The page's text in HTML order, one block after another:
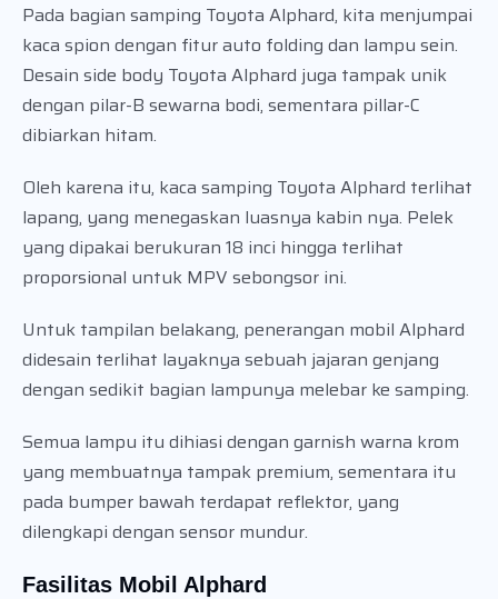
Pada bagian samping Toyota Alphard, kita menjumpai
kaca spion dengan fitur auto folding dan lampu sein.
Desain side body Toyota Alphard juga tampak unik
dengan pilar-B sewarna bodi, sementara pillar-C
dibiarkan hitam.
Oleh karena itu, kaca samping Toyota Alphard terlihat
lapang, yang menegaskan luasnya kabin nya. Pelek
yang dipakai berukuran 18 inci hingga terlihat
proporsional untuk MPV sebongsor ini.
Untuk tampilan belakang, penerangan mobil Alphard
didesain terlihat layaknya sebuah jajaran genjang
dengan sedikit bagian lampunya melebar ke samping.
Semua lampu itu dihiasi dengan garnish warna krom
yang membuatnya tampak premium, sementara itu
pada bumper bawah terdapat reflektor, yang
dilengkapi dengan sensor mundur.
Fasilitas Mobil Alphard